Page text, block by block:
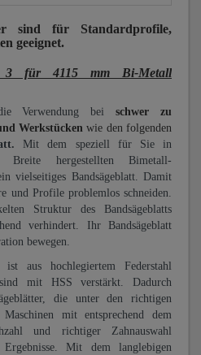
sind für Standardprofile,
geeignet.
für 4115 mm Bi-Metall
Verwendung beischwer zu
Werkstücken wie den folgenden
Mit dem speziell für Sie in
Breite hergestellten Bimetall-
vielseitiges Bandsägeblatt. Damit
und Profile problemlos schneiden.
Struktur des Bandsägeblatts
verhindert. Ihr Bandsägeblatt
bewegen.
ist aus hochlegiertem Federstahl
mit HSS verstärkt. Dadurch
die unter den richtigen
mit entsprechend dem
und richtiger Zahnauswahl
Mit dem langlebigen